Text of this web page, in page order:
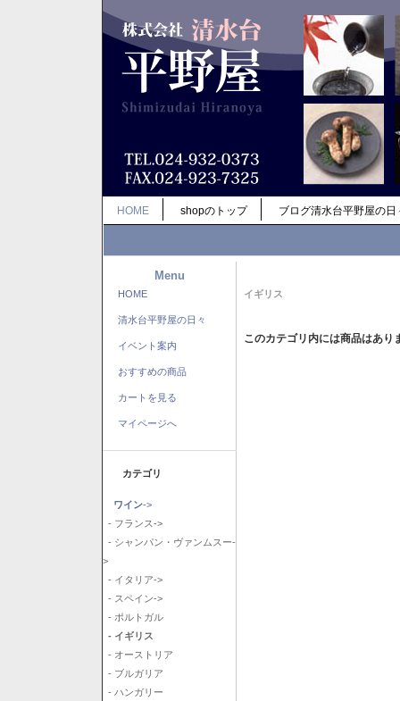
HOME shopのトップ ブログ清水台平野屋の日
Menu
HOME
清水台平野屋の日々
イベント案内
おすすめの商品
カートを見る
マイページへ
カテゴリ
ワイン->
- フランス->
- シャンパン・ヴァンムスー-
>
- イタリア->
- スペイン->
- ポルトガル
- イギリス
- オーストリア
- ブルガリア
- ハンガリー
イギリス
このカテゴリ内には商品はあり